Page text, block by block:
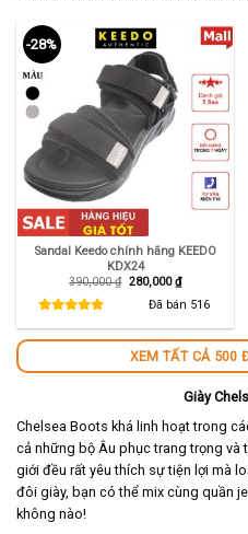
-28%
Sandal Keedo chính hãng KEEDO
KDX24
390,000₫ Giá
280,000₫Giá
hiện
tại
Đã bán 516
XEM TẤT CẢ 500
Giày
Chelsea Boots khá linh hoạt trong
cả những bộ Âu phục trang trọng và
giới đều rất yêu thích sự tiện lợi mà
đôi giày, bạn có thể mix cùng quần
không nào!